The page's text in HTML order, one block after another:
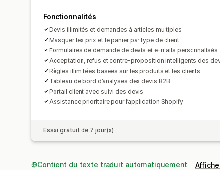
Fonctionnalités
Devis illimités et demandes à articles multiples
Masquer les prix et le panier par type de client
Formulaires de demande de devis et e-mails personnalisés
Acceptation, refus et contre-proposition intelligents des
Règles illimitées basées sur les produits et les clients
Tableau de bord d’analyses des devis B2B
Portail client avec suivi des devis
Assistance prioritaire pour l’application Shopify
Essai gratuit de 7 jour(s)
Contient du texte traduit automatiquement